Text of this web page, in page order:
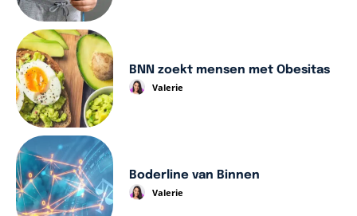
BNN zoekt mensen met Obesitas
Valerie
Boderline van Binnen
Valerie